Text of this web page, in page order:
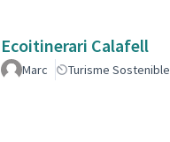
Ecoitinerari Calafell
Marc Turisme Sostenible